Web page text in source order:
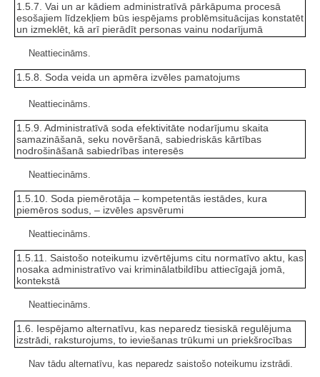
1.5.7. Vai un ar kādiem administratīvā pārkāpuma procesā
esošajiem līdzekļiem būs iespējams problēmsituācijas konstatēt
un izmeklēt, kā arī pierādīt personas vainu nodarījumā
Neattiecināms.
1.5.8. Soda veida un apmēra izvēles pamatojums
Neattiecināms.
1.5.9. Administratīvā soda efektivitāte nodarījumu skaita
samazināšanā, seku novēršanā, sabiedriskās kārtības
nodrošināšanā sabiedrības interesēs
Neattiecināms.
1.5.10. Soda piemērotāja – kompetentās iestādes, kura
piemēros sodus, – izvēles apsvērumi
Neattiecināms.
1.5.11. Saistošo noteikumu izvērtējums citu normatīvo aktu, kas
nosaka administratīvo vai kriminālatbildību attiecīgajā jomā,
kontekstā
Neattiecināms.
1.6. Iespējamo alternatīvu, kas neparedz tiesiskā regulējuma
izstrādi, raksturojums, to ieviešanas trūkumi un priekšrocības
Nav tādu alternatīvu, kas neparedz saistošo noteikumu izstrādi.